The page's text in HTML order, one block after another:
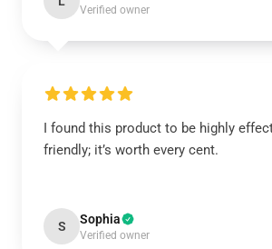
Verified owner
I found this product to be highly
friendly; it’s worth every cent.
S Sophia
Verified owner